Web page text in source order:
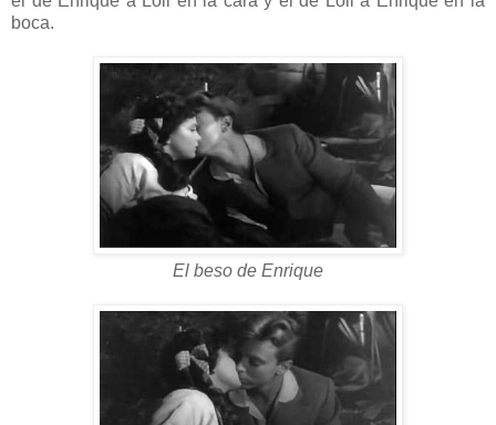
boca.
El beso de Enrique